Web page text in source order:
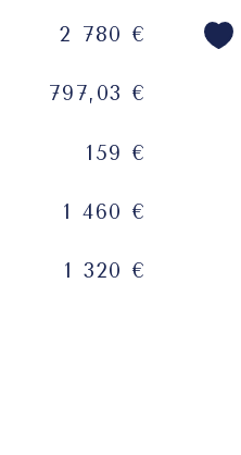
2 780 €
797,03 €
159 €
1 460 €
1 320 €